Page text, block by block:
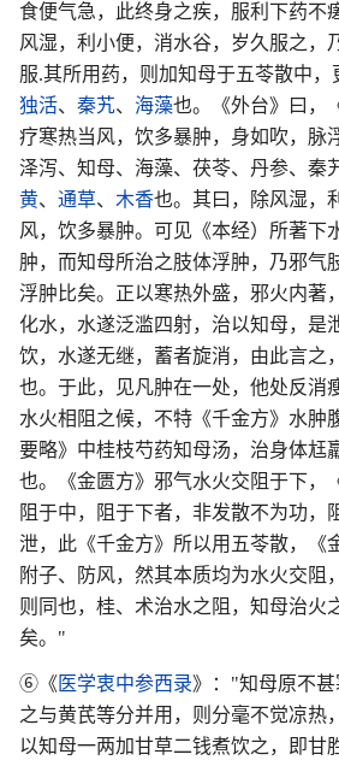
食便气急，此终身之疾，服利下药不
风湿，利小便，消水谷，岁久服之，
服.其所用药，则加知母于五苓散中，
独活、 秦艽、 海藻也。《外台》曰，
疗寒热当风，饮多暴肿，身如吹，脉
泽泻、知母、海藻、茯苓、丹参、秦
黄、 通草、 木香也。其曰，除风湿，
风，饮多暴肿。可见《本经）所著下
肿，而知母所治之肢体浮肿，乃邪气
浮肿比矣。正以寒热外盛，邪火内著
化水，水遂泛滥四射，治以知母，是
饮，水遂无继，蓄者旋消，由此言之
也。于此，见凡肿在一处，他处反消
水火相阻之候，不特《千金方》水肿
要略》中桂枝芍药知母汤，治身体尪
也。《金匮方》邪气水火交阻于下，
阻于中，阻于下者，非发散不为功，
泄，此《千金方》所以用五苓散，《
附子、防风，然其本质均为水火交阻
则同也，桂、术治水之阻，知母治火
矣。"
⑥《 医学衷中参西录》："知母原不
之与黄芪等分并用，则分毫不觉凉热
以知母一两加甘草二钱煮饮之，即甘